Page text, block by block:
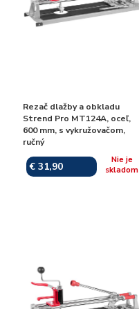
Rezač dlažby a obkladu
Strend Pro MT124A, oceľ,
600 mm, s vykružovačom,
ručný
€ 31,90
Nie je
skladom